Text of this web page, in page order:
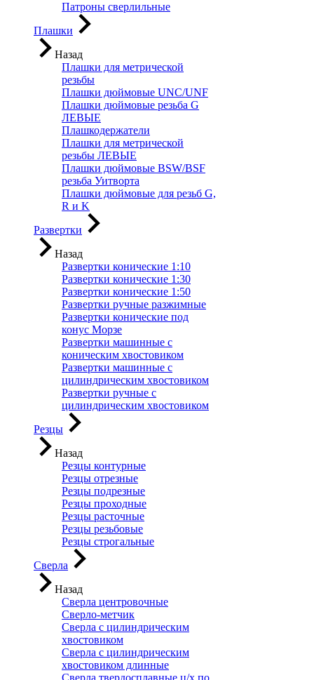
Патроны сверлильные
Плашки
Назад
Плашки для метрической
резьбы
Плашки дюймовые UNC/UNF
Плашки дюймовые резьба G
ЛЕВЫЕ
Плашкодержатели
Плашки для метрической
резьбы ЛЕВЫЕ
Плашки дюймовые BSW/BSF
резьба Уитворта
Плашки дюймовые для резьб G,
R и K
Развертки
Назад
Развертки конические 1:10
Развертки конические 1:30
Развертки конические 1:50
Развертки ручные разжимные
Развертки конические под
конус Морзе
Развертки машинные с
коническим хвостовиком
Развертки машинные с
цилиндрическим хвостовиком
Развертки ручные с
цилиндрическим хвостовиком
Резцы
Назад
Резцы контурные
Резцы отрезные
Резцы подрезные
Резцы проходные
Резцы расточные
Резцы резьбовые
Резцы строгальные
Сверла
Назад
Сверла центровочные
Сверло-метчик
Сверла с цилиндрическим
хвостовиком
Сверла с цилиндрическим
хвостовиком длинные
Сверла твердосплавные ц/х по